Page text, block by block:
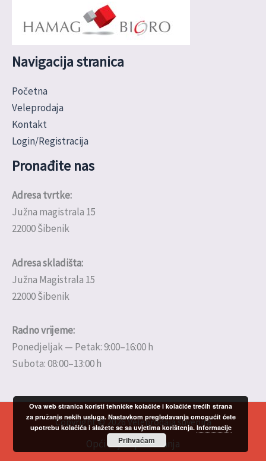
Navigacija stranica
Početna
Veleprodaja
Kontakt
Login/Registracija
Pronađite nas
Adresa tvrtke:
Južna magistrala 15
22000 Šibenik
Adresa skladišta:
Južna Magistrala 15
22000 Šibenik
Radno vrijeme:
Ponedjeljak — Petak: 9:00–16:00 h
Subota: 08:00–13:00 h
Copyright © 2026 Veleprodaja suvenira
Opći uvjeti poslovanja
Ova web stranica koristi tehničke kolačiće i kolačiće trećih strana
za pružanje nekih usluga. Nastavkom pregledavanja omogućit ćete
upotrebu kolačića i slažete se sa uvjetima korištenja. Informacije
Prihvaćam